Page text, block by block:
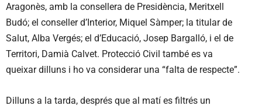
Aragonès, amb la consellera de Presidència, Meritxell
Budó; el conseller d’Interior, Miquel Sàmper; la titular de
Salut, Alba Vergés; el d’Educació, Josep Bargalló, i el de
Territori, Damià Calvet. Protecció Civil també es va
queixar dilluns i ho va considerar una “falta de respecte”.
Dilluns a la tarda, després que al matí es filtrés un